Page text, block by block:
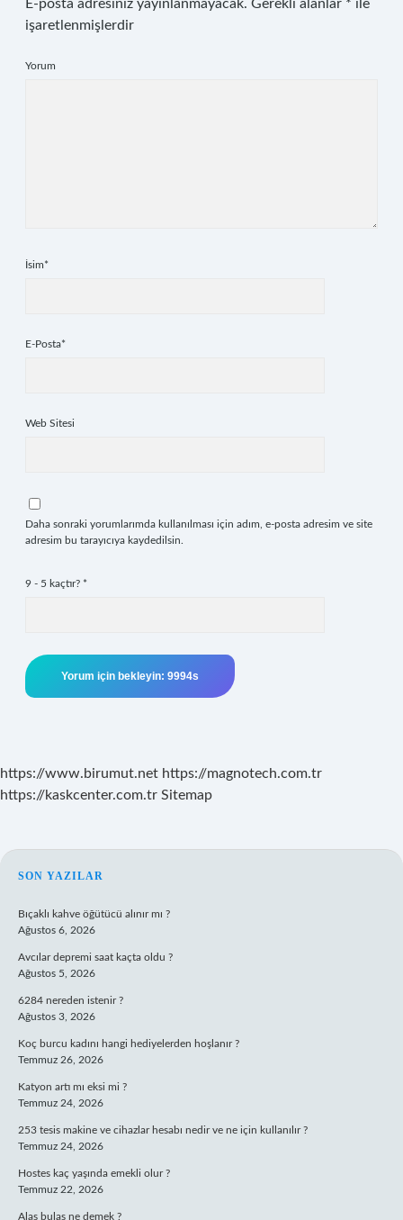
E-posta adresiniz yayınlanmayacak. Gerekli alanlar * ile
işaretlenmişlerdir
Yorum
İsim*
E-Posta*
Web Sitesi
Daha sonraki yorumlarımda kullanılması için adım, e-posta adresim ve site
adresim bu tarayıcıya kaydedilsin.
9 - 5 kaçtır? *
https://www.birumut.net https://magnotech.com.tr
https://kaskcenter.com.tr Sitemap
SIDEBAR
SON YAZILAR
Bıçaklı kahve öğütücü alınır mı ?
Ağustos 6, 2026
Avcılar depremi saat kaçta oldu ?
Ağustos 5, 2026
6284 nereden istenir ?
Ağustos 3, 2026
Koç burcu kadını hangi hediyelerden hoşlanır ?
Temmuz 26, 2026
Katyon artı mı eksi mi ?
Temmuz 24, 2026
253 tesis makine ve cihazlar hesabı nedir ve ne için kullanılır ?
Temmuz 24, 2026
Hostes kaç yaşında emekli olur ?
Temmuz 22, 2026
Alaş bulaş ne demek ?